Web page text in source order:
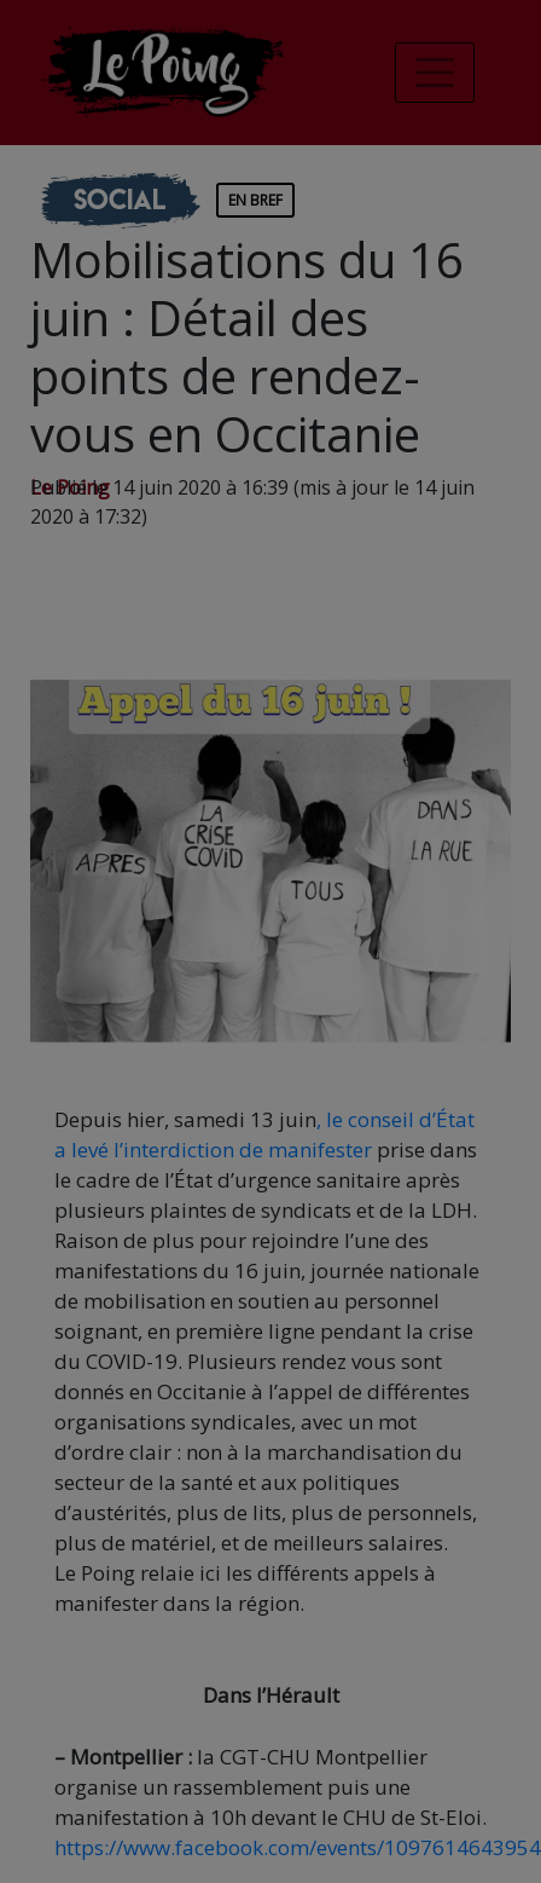
Social EN BREF
Mobilisations du 16
juin : Détail des
points de rendez-
vous en Occitanie
Le Poing
Publié le 14 juin 2020 à 16:39 (mis à jour le 14 juin
2020 à 17:32)
Depuis hier, samedi 13 juin, le conseil d’État
a levé l’interdiction de manifester prise dans
le cadre de l’État d’urgence sanitaire après
plusieurs plaintes de syndicats et de la LDH.
Raison de plus pour rejoindre l’une des
manifestations du 16 juin, journée nationale
de mobilisation en soutien au personnel
soignant, en première ligne pendant la crise
du COVID-19. Plusieurs rendez vous sont
donnés en Occitanie à l’appel de différentes
organisations syndicales, avec un mot
d’ordre clair : non à la marchandisation du
secteur de la santé et aux politiques
d’austérités, plus de lits, plus de personnels,
plus de matériel, et de meilleurs salaires.
Le Poing relaie ici les différents appels à
manifester dans la région.
Dans l’Hérault
– Montpellier : la CGT-CHU Montpellier
organise un rassemblement puis une
manifestation à 10h devant le CHU de St-Eloi.
https://www.facebook.com/events/